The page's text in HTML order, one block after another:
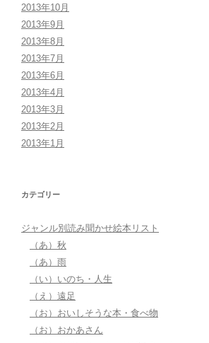
日本］
2013年10月
2013年9月
2013年8月
2013年7月
2013年6月
2013年4月
2013年3月
2013年2月
2013年1月
カテゴリー
ジャンル別読み聞かせ絵本リスト
（あ）秋
（あ）雨
（い）いのち・人生
（え）遠足
（お）おいしそうな本・食べ物
（お）おかあさん